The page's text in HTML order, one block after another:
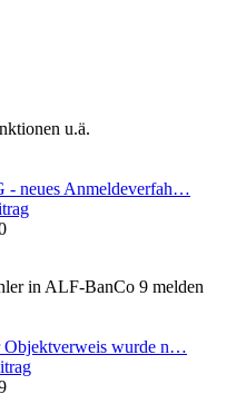
u.ä.
- neues Anmeldeverfah…
in ALF-BanCo 9 melden
Objektverweis wurde n…